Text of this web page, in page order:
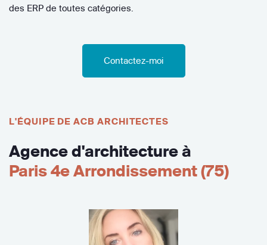
des ERP de toutes catégories.
Contactez-moi
L'ÉQUIPE DE ACB ARCHITECTES
Agence d'architecture à
Paris 4e Arrondissement (75)